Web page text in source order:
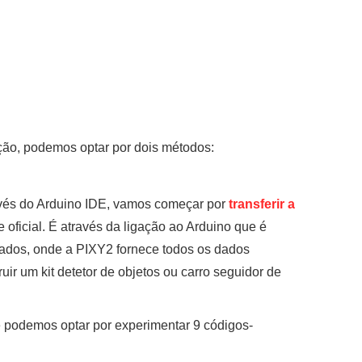
podemos optar por dois métodos:
do Arduino IDE, vamos começar por transferir a
oficial. É através da ligação ao Arduino que é
onde a PIXY2 fornece todos os dados
um kit detetor de objetos ou carro seguidor de
optar por experimentar 9 códigos-